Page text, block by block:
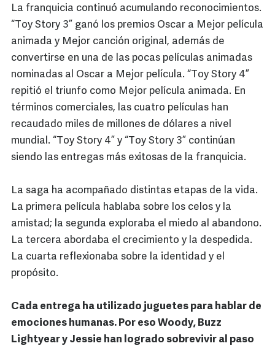
La franquicia continuó acumulando reconocimientos.
“Toy Story 3” ganó los premios Oscar a Mejor película
animada y Mejor canción original, además de
convertirse en una de las pocas películas animadas
nominadas al Oscar a Mejor película. “Toy Story 4”
repitió el triunfo como Mejor película animada. En
términos comerciales, las cuatro películas han
recaudado miles de millones de dólares a nivel
mundial. “Toy Story 4” y “Toy Story 3” continúan
siendo las entregas más exitosas de la franquicia.
La saga ha acompañado distintas etapas de la vida.
La primera película hablaba sobre los celos y la
amistad; la segunda exploraba el miedo al abandono.
La tercera abordaba el crecimiento y la despedida.
La cuarta reflexionaba sobre la identidad y el
propósito.
Cada entrega ha utilizado juguetes para hablar de
emociones humanas. Por eso Woody, Buzz
Lightyear y Jessie han logrado sobrevivir al paso